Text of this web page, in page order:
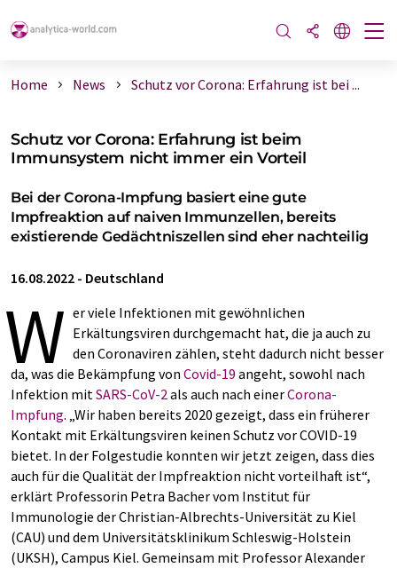
Home News Schutz vor Corona: Erfahrung ist bei ...
Schutz vor Corona: Erfahrung ist beim
Immunsystem nicht immer ein Vorteil
Bei der Corona-Impfung basiert eine gute
Impfreaktion auf naiven Immunzellen, bereits
existierende Gedächtniszellen sind eher nachteilig
16.08.2022 - Deutschland
W er viele Infektionen mit gewöhnlichen
Erkältungsviren durchgemacht hat, die ja auch zu
den Coronaviren zählen, steht dadurch nicht besser
da, was die Bekämpfung von Covid-19 angeht, sowohl nach
Infektion mitSARS-CoV-2als auch nach einerCorona-
Impfung. „Wir haben bereits 2020 gezeigt, dass ein früherer
Kontakt mit Erkältungsviren keinen Schutz vor COVID-19
bietet. In der Folgestudie konnten wir jetzt zeigen, dass dies
auch für die Qualität der Impfreaktion nicht vorteilhaft ist“,
erklärt Professorin Petra Bacher vom Institut für
Immunologie der Christian-Albrechts-Universität zu Kiel
(CAU) und dem Universitätsklinikum Schleswig-Holstein
(UKSH), Campus Kiel. Gemeinsam mit Professor Alexander